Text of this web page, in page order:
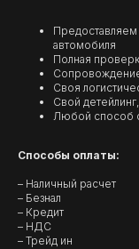
Предоставляем
автомобиля
Полная
Сопровождение
Своя
Свой
Любой способ
Способы оплаты:
– Наличный расчет
– Безнал
– Кредит
– НДС
– Трейд ин